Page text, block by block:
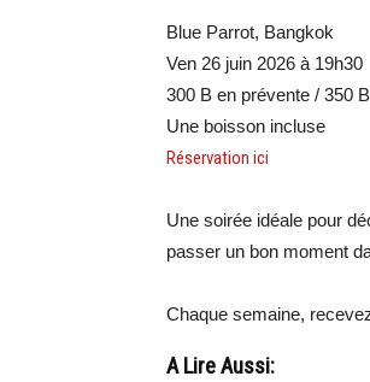
Blue Parrot, Bangkok
Ven 26 juin 2026 à 19h30
300 B en prévente / 350
Une boisson incluse
Réservation ici
Une soirée idéale pour
passer un bon moment
Chaque semaine,
A Lire Aussi: